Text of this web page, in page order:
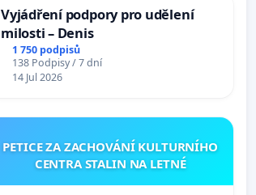
Vyjádření podpory pro udělení
milosti – Denis
1 750 podpisů
138 Podpisy / 7 dní
14 Jul 2026
PETICE ZA ZACHOVÁNÍ KULTURNÍHO
CENTRA STALIN NA LETNÉ